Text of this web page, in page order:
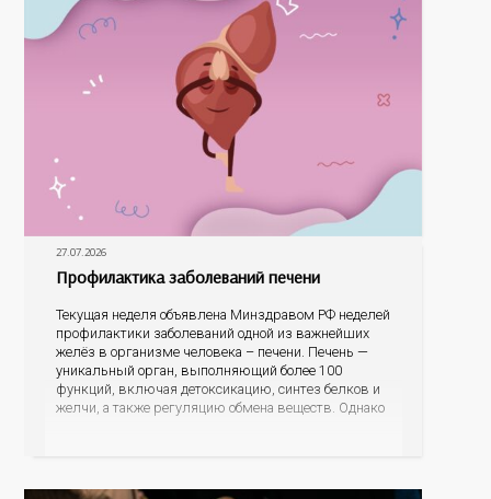
27.07.2026
Профилактика заболеваний печени
Текущая неделя объявлена Минздравом РФ неделей
профилактики заболеваний одной из важнейших
желёз в организме человека – печени. Печень —
уникальный орган, выполняющий более 100
функций, включая детоксикацию, синтез белков и
желчи, а также регуляцию обмена веществ. Однако